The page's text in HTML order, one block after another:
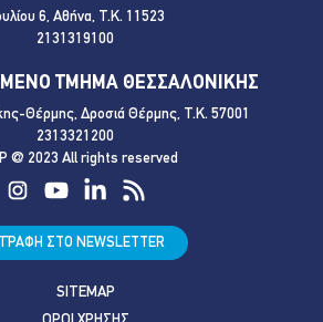
6, Αθήνα, Τ.Κ. 11523
2131319100
ΤΜΗΜΑ ΘΕΣΣΑΛΟΝΙΚΗΣ
Θέρμης, Δροσιά Θέρμης, Τ.Κ. 57001
2313321200
@ 2023 All rights reserved
ΣΤΟ NEWSLETTER
SITEMAP